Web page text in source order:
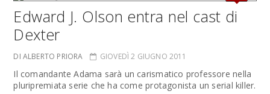
Edward J. Olson entra nel cast di
Dexter
DI ALBERTO PRIORA GIOVEDÌ 2 GIUGNO 2011
Il comandante Adama sarà un carismatico professore nella
pluripremiata serie che ha come protagonista un serial killer.